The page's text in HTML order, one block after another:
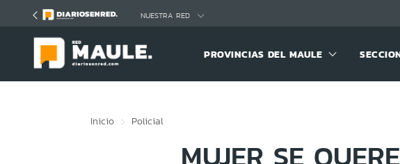
NUESTRA RED
PROVINCIAS DEL MAULE
Inicio Policial